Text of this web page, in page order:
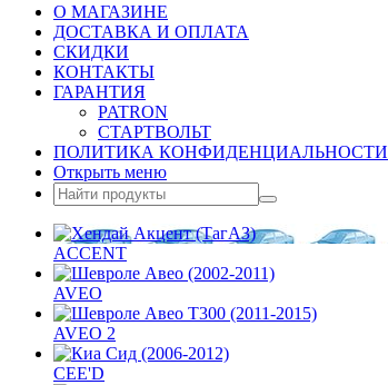
О МАГАЗИНЕ
ДОСТАВКА И ОПЛАТА
СКИДКИ
КОНТАКТЫ
ГАРАНТИЯ
PATRON
СТАРТВОЛЬТ
ПОЛИТИКА КОНФИДЕНЦИАЛЬНОСТИ
Открыть меню
ACCENT
AVEO
AVEO 2
CEE'D